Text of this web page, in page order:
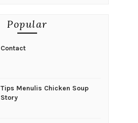
Popular
Contact
Tips Menulis Chicken Soup
Story